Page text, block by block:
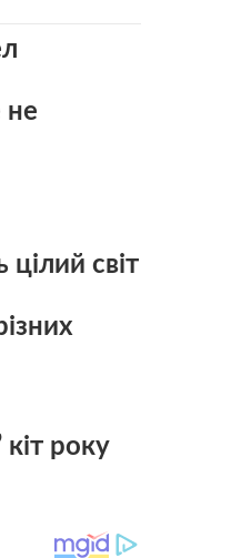
не
цілий світ
року